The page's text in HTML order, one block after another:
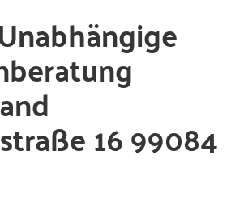
16 99084